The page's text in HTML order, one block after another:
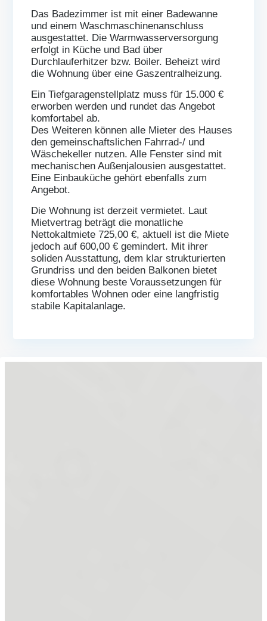
Das Badezimmer ist mit einer Badewanne
und einem Waschmaschinenanschluss
ausgestattet. Die Warmwasserversorgung
erfolgt in Küche und Bad über
Durchlauferhitzer bzw. Boiler. Beheizt wird
die Wohnung über eine Gaszentralheizung.
Ein Tiefgaragenstellplatz muss für 15.000 €
erworben werden und rundet das Angebot
komfortabel ab.
Des Weiteren können alle Mieter des Hauses
den gemeinschaftslichen Fahrrad-/ und
Wäschekeller nutzen. Alle Fenster sind mit
mechanischen Außenjalousien ausgestattet.
Eine Einbauküche gehört ebenfalls zum
Angebot.
Die Wohnung ist derzeit vermietet. Laut
Mietvertrag beträgt die monatliche
Nettokaltmiete 725,00 €, aktuell ist die Miete
jedoch auf 600,00 € gemindert. Mit ihrer
soliden Ausstattung, dem klar strukturierten
Grundriss und den beiden Balkonen bietet
diese Wohnung beste Voraussetzungen für
komfortables Wohnen oder eine langfristig
stabile Kapitalanlage.